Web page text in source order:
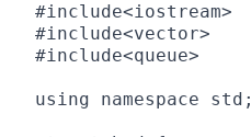
#include<iostream>
#include<vector>
#include<queue>
using namespace std;